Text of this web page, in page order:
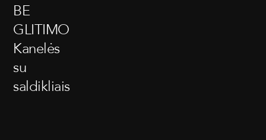
BE
GLITIMO
Kanelės
su
saldikliais